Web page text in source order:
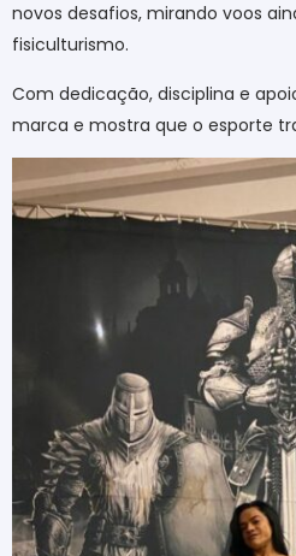
novos desafios, mirando voos
fisiculturismo.
Com dedicação, disciplina e
marca e mostra que o esporte